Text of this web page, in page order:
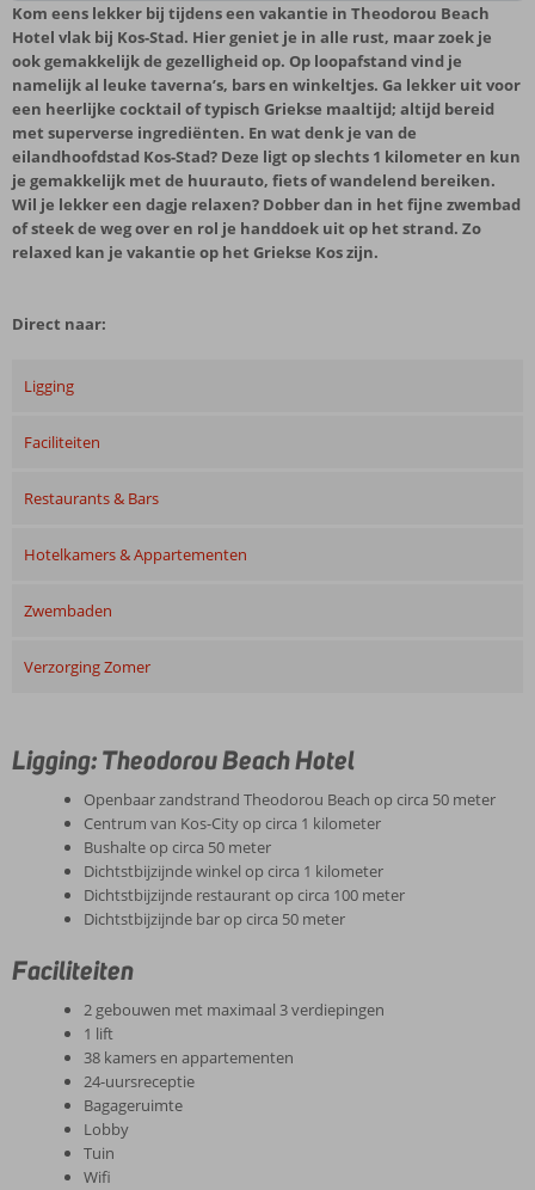
Kom eens lekker bij tijdens een vakantie in Theodorou Beach
Hotel vlak bij Kos-Stad. Hier geniet je in alle rust, maar zoek je
ook gemakkelijk de gezelligheid op. Op loopafstand vind je
namelijk al leuke taverna’s, bars en winkeltjes. Ga lekker uit voor
een heerlijke cocktail of typisch Griekse maaltijd; altijd bereid
met superverse ingrediënten. En wat denk je van de
eilandhoofdstad Kos-Stad? Deze ligt op slechts 1 kilometer en kun
je gemakkelijk met de huurauto, fiets of wandelend bereiken.
Wil je lekker een dagje relaxen? Dobber dan in het fijne zwembad
of steek de weg over en rol je handdoek uit op het strand. Zo
relaxed kan je vakantie op het Griekse Kos zijn.
Direct naar:
Ligging
Faciliteiten
Restaurants & Bars
Hotelkamers & Appartementen
Zwembaden
Verzorging Zomer
Ligging: Theodorou Beach Hotel
Openbaar zandstrand Theodorou Beach op circa 50 meter
Centrum van Kos-City op circa 1 kilometer
Bushalte op circa 50 meter
Dichtstbijzijnde winkel op circa 1 kilometer
Dichtstbijzijnde restaurant op circa 100 meter
Dichtstbijzijnde bar op circa 50 meter
Faciliteiten
2 gebouwen met maximaal 3 verdiepingen
1 lift
38 kamers en appartementen
24-uursreceptie
Bagageruimte
Lobby
Tuin
Wifi